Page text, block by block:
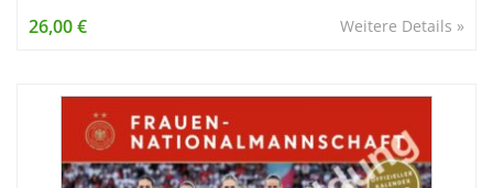
Weitere Details »
26,00 €